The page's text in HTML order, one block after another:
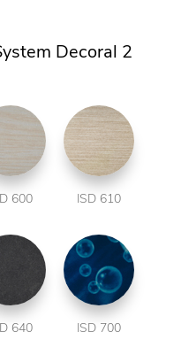
Decoral 2
600 ISD 610
640 ISD 700